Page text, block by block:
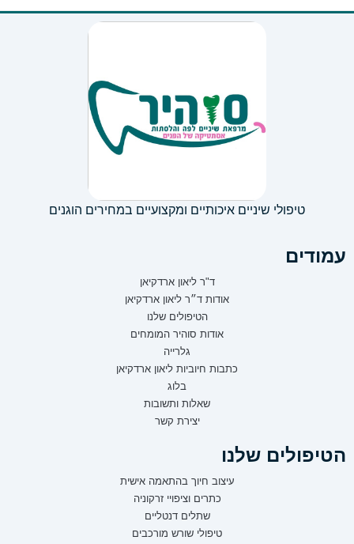
טיפולי שיניים איכותיים ומקצועיים במחירים הוגנים
עמודים
ד"ר ליאון ארדקיאן
אודות ד״ר ליאון ארדקיאן
הטיפולים שלנו
אודות סוהיר המומחים
גלרייה
כתבות חיוביות ליאון ארדקיאן
בלוג
שאלות ותשובות
יצירת קשר
הטיפולים שלנו
עיצוב חיוך בהתאמה אישית
כתרים וציפויי זרקוניה
שתלים דנטליים
טיפולי שורש מורכבים